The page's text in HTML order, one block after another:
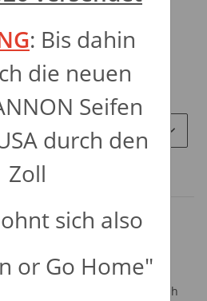
einer Garage, die eher ein
auf Nostalgie.
davon.
Sortierung
1 - 2 von 2
: Bis dahin
die neuen
Seifen
durch den
Zoll
sich also
or Go Home"